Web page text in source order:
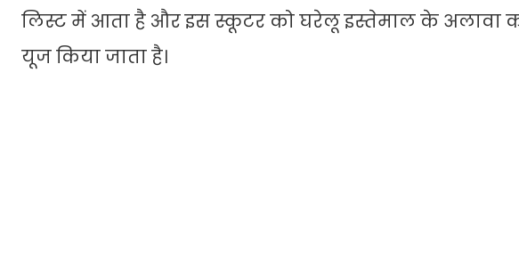
लिस्ट में आता है और इस स्कूटर को घरेलू इस्तेमाल के अलावा
यूज किया जाता है।